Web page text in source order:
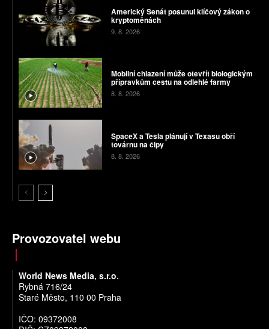
Americký Senát posunul klíčový zákon o
kryptoměnách
9. 8. 2026
Mobilní chlazení může otevřít biologickým
přípravkům cestu na odlehlé farmy
8. 8. 2026
SpaceX a Tesla plánují v Texasu obří
továrnu na čipy
8. 8. 2026
Provozovatel webu
World News Media, s.r.o.
Rybná 716/24
Staré Město, 110 00 Praha
IČO: 09372008